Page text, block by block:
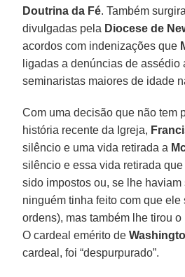
Doutrina da Fé. Também
divulgadas pela Diocese de
acordos com indenizações que
ligadas a denúncias de assédio
seminaristas maiores de idade
Com uma decisão que não tem
história recente da Igreja,
silêncio e uma vida retirada a
silêncio e essa vida retirada
sido impostos ou, se lhe haviam
ninguém tinha feito com que ele
ordens), mas também lhe tirou
O cardeal emérito de
cardeal, foi “despurpurado”.